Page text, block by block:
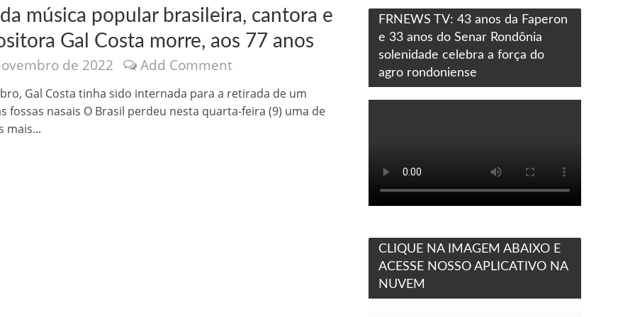
Como usam o nome de Jesus para ganhar dinheiro
da música popular brasileira, cantora e
Gal Costa morre, aos 77 anos
de 2022 Add Comment
Gal Costa tinha sido internada para a retirada de um
fossas nasais O Brasil perdeu nesta quarta-feira (9) uma de
mais...
FRNEWS TV: 43 anos da Faperon
e 33 anos do Senar Rondônia
solenidade celebra a força do
agro rondoniense
CLIQUE NA IMAGEM ABAIXO E
ACESSE NOSSO APLICATIVO NA
NUVEM